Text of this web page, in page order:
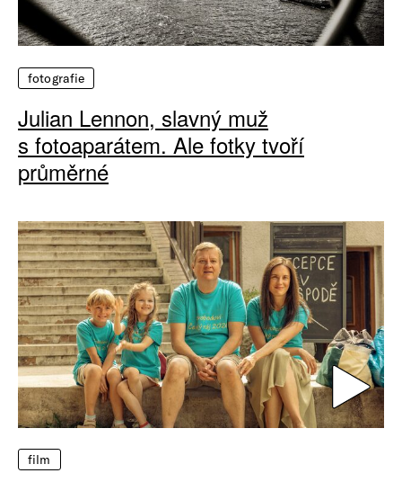
fotografie
Julian Lennon, slavný muž
s fotoaparátem. Ale fotky tvoří
průměrné
film